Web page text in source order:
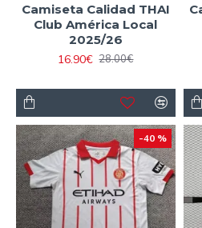
Camiseta Calidad THAI
Club América Local
2025/26
16.90€ 28.00€
-40 %